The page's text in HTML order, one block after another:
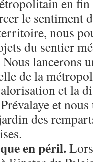
en fin
le sentiment
nous
du sentier
lancerons
de la
et la
et
des
en péril.